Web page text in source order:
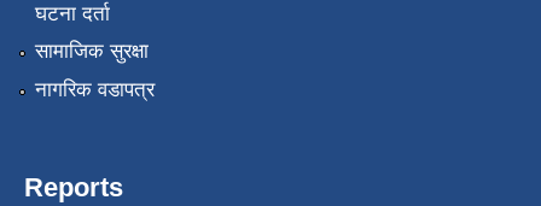
घटना दर्ता
सामाजिक सुरक्षा
नागरिक वडापत्र
Reports